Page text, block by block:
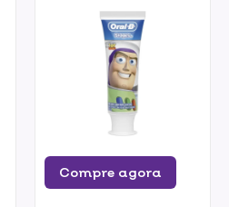
Compre agora